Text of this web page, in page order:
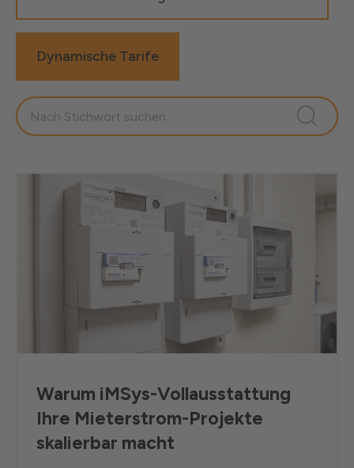
Dynamische Tarife
Warum iMSys-Vollausstattung
Ihre Mieterstrom-Projekte
skalierbar macht